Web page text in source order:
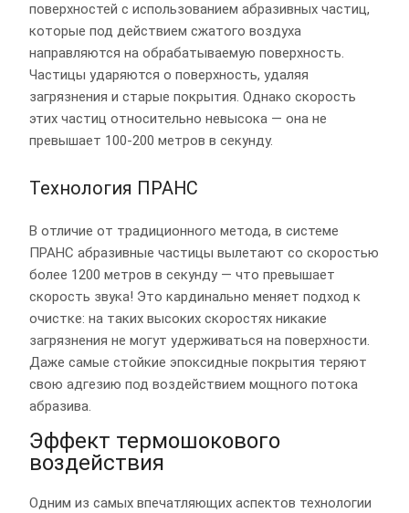
поверхностей с использованием абразивных частиц,
которые под действием сжатого воздуха
направляются на обрабатываемую поверхность.
Частицы ударяются о поверхность, удаляя
загрязнения и старые покрытия. Однако скорость
этих частиц относительно невысока — она не
превышает 100-200 метров в секунду.
Технология ПРАНС
В отличие от традиционного метода, в системе
ПРАНС абразивные частицы вылетают со скоростью
более 1200 метров в секунду — что превышает
скорость звука! Это кардинально меняет подход к
очистке: на таких высоких скоростях никакие
загрязнения не могут удерживаться на поверхности.
Даже самые стойкие эпоксидные покрытия теряют
свою адгезию под воздействием мощного потока
абразива.
Эффект термошокового
воздействия
Одним из самых впечатляющих аспектов технологии